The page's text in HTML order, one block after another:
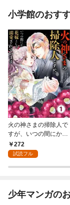
小学館のおす
火の神さまの掃除人で
すが、いつの間にか花
嫁として溺愛されてい
ます【単話】（１）
272
試読フル
少年マンガの